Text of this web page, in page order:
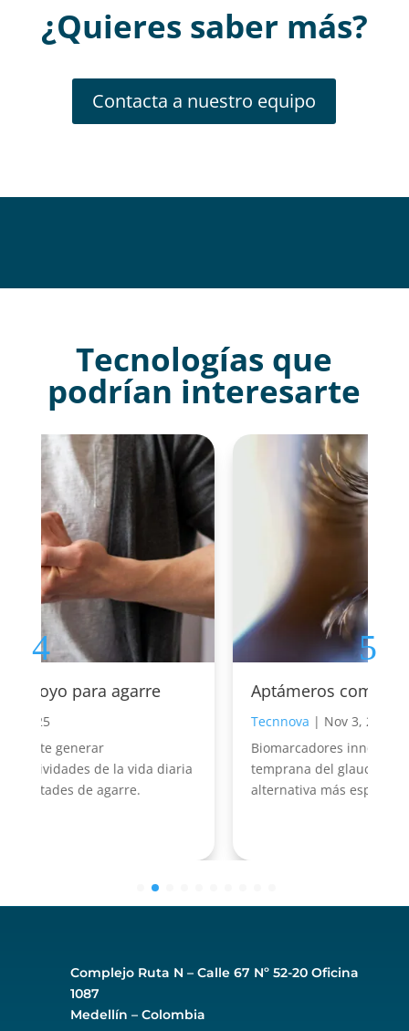
¿Quieres saber más?
Contacta a nuestro equipo
Tecnologías que
podrían interesarte
Aptámeros como herramienta
Biomarcadores innovadores para la detección
temprana del glaucoma, ofreciendo una
alternativa más específica
Complejo Ruta N – Calle 67 Nº 52-20 Oficina
1087
Medellín – Colombia